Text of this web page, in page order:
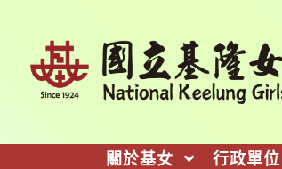
關於基女 行政單位